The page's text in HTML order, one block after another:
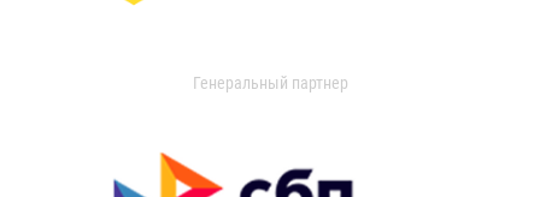
Генеральный партнер